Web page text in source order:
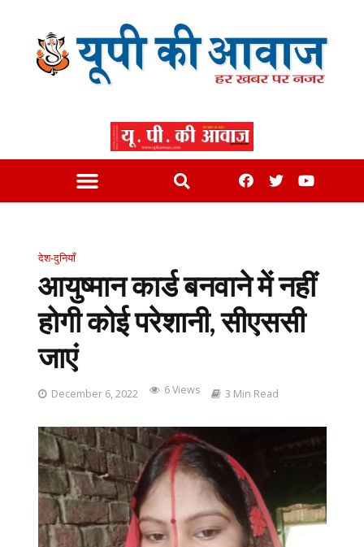
देश-दुनियाँ
आयुष्मान कार्ड बनवाने में नहीं
होगी कोई परेशानी, सीएससी
जाएं
December 6, 2022 6 Views 3 Min Read